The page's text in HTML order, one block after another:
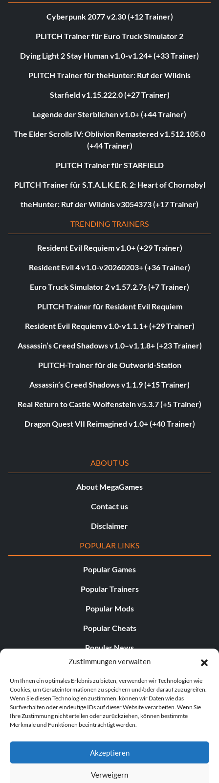
Zustimmungen verwalten
Um Ihnen ein optimales Erlebnis zu bieten, verwenden wir Technologien wie
Cookies, um Geräteinformationen zu speichern und/oder darauf zuzugreifen.
Wenn Sie diesen Technologien zustimmen, können wir Daten wie das
Surfverhalten oder eindeutige IDs auf dieser Website verarbeiten. Wenn Sie
Ihre Zustimmung nicht erteilen oder zurückziehen, können bestimmte
Merkmale und Funktionen beeinträchtigt werden.
Akzeptieren
Verweigern
Cyberpunk 2077 v2.30 (+12 Trainer)
PLITCH Trainer für Euro Truck Simulator 2
Dying Light 2 Stay Human v1.0-v1.24+ (+33 Trainer)
PLITCH Trainer für theHunter: Ruf der Wildnis
Starfield v1.15.222.0 (+27 Trainer)
Legende der Sterblichen v1.0+ (+44 Trainer)
The Elder Scrolls IV: Oblivion Remastered v1.512.105.0
(+44 Trainer)
PLITCH Trainer für STARFIELD
PLITCH Trainer für S.T.A.L.K.E.R. 2: Heart of Chornobyl
theHunter: Ruf der Wildnis v3054373 (+17 Trainer)
TRENDING TRAINERS
Resident Evil Requiem v1.0+ (+29 Trainer)
Resident Evil 4 v1.0-v20260203+ (+36 Trainer)
Euro Truck Simulator 2 v1.57.2.7s (+7 Trainer)
PLITCH Trainer für Resident Evil Requiem
Resident Evil Requiem v1.0-v1.1.1+ (+29 Trainer)
Assassin’s Creed Shadows v1.0–v1.1.8+ (+23 Trainer)
PLITCH-Trainer für die Outworld-Station
Assassin’s Creed Shadows v1.1.9 (+15 Trainer)
Real Return to Castle Wolfenstein v5.3.7 (+5 Trainer)
Dragon Quest VII Reimagined v1.0+ (+40 Trainer)
ABOUT US
About MegaGames
Contact us
Disclaimer
POPULAR LINKS
Popular Games
Popular Trainers
Popular Mods
Popular Cheats
Popular News
Popular Editorials
Popular Free Games
LATEST UPDATES